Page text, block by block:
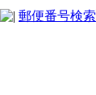
郵便番号検索